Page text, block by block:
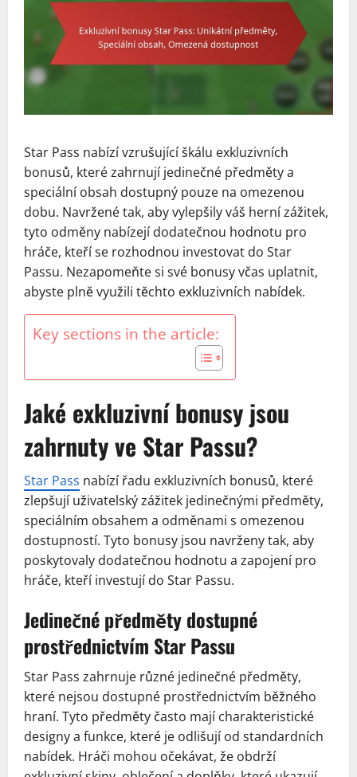
Star Pass nabízí vzrušující škálu exkluzivních
bonusů, které zahrnují jedinečné předměty a
speciální obsah dostupný pouze na omezenou
dobu. Navržené tak, aby vylepšily váš herní zážitek,
tyto odměny nabízejí dodatečnou hodnotu pro
hráče, kteří se rozhodnou investovat do Star
Passu. Nezapomeňte si své bonusy včas uplatnit,
abyste plně využili těchto exkluzivních nabídek.
Key sections in the article:
Jaké exkluzivní bonusy jsou
zahrnuty ve Star Passu?
Star Pass nabízí řadu exkluzivních bonusů, které
zlepšují uživatelský zážitek jedinečnými předměty,
speciálním obsahem a odměnami s omezenou
dostupností. Tyto bonusy jsou navrženy tak, aby
poskytovaly dodatečnou hodnotu a zapojení pro
hráče, kteří investují do Star Passu.
Jedinečné předměty dostupné
prostřednictvím Star Passu
Star Pass zahrnuje různé jedinečné předměty,
které nejsou dostupné prostřednictvím běžného
hraní. Tyto předměty často mají charakteristické
designy a funkce, které je odlišují od standardních
nabídek. Hráči mohou očekávat, že obdrží